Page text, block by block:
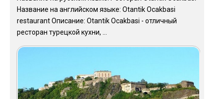
Название на английском языке: Otantik Ocakbasi
restaurant Описание: Otantik Ocakbasi - отличный
ресторан турецкой кухни, ...